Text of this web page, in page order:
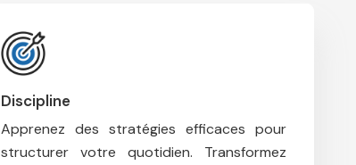
Discipline
Apprenez des stratégies efficaces pour
structurer votre quotidien. Transformez